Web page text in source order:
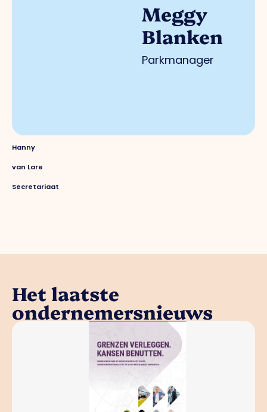
Meggy
Blanken
Parkmanager
Hanny
van Lare
Secretariaat
Het laatste
ondernemersnieuws